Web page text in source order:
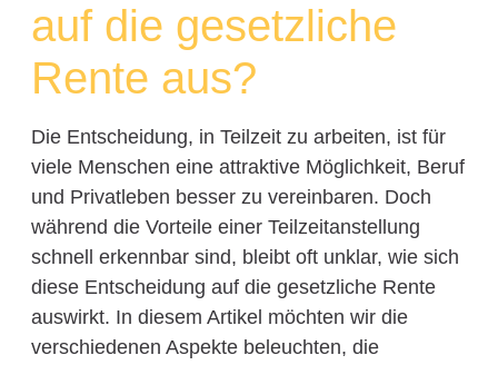
auf die gesetzliche
Rente aus?
Die Entscheidung, in Teilzeit zu arbeiten, ist für
viele Menschen eine attraktive Möglichkeit, Beruf
und Privatleben besser zu vereinbaren. Doch
während die Vorteile einer Teilzeitanstellung
schnell erkennbar sind, bleibt oft unklar, wie sich
diese Entscheidung auf die gesetzliche Rente
auswirkt. In diesem Artikel möchten wir die
verschiedenen Aspekte beleuchten, die